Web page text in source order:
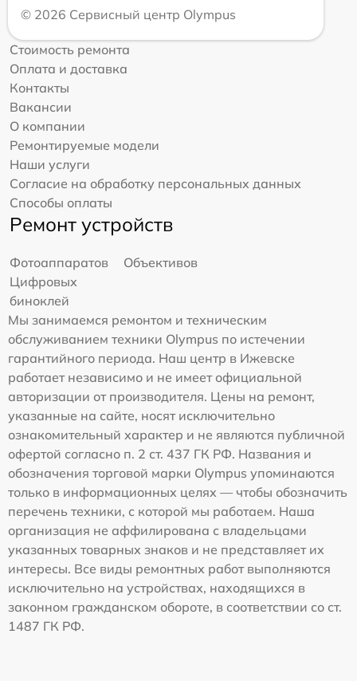
© 2026 Сервисный центр Olympus
Стоимость ремонта
Оплата и доставка
Контакты
Вакансии
О компании
Ремонтируемые модели
Наши услуги
Согласие на обработку персональных данных
Способы оплаты
Ремонт устройств
Фотоаппаратов
Объективов
Цифровых
биноклей
Мы занимаемся ремонтом и техническим
обслуживанием техники Olympus по истечении
гарантийного периода. Наш центр в Ижевске
работает независимо и не имеет официальной
авторизации от производителя. Цены на ремонт,
указанные на сайте, носят исключительно
ознакомительный характер и не являются публичной
офертой согласно п. 2 ст. 437 ГК РФ. Названия и
обозначения торговой марки Olympus упоминаются
только в информационных целях — чтобы обозначить
перечень техники, с которой мы работаем. Наша
организация не аффилирована с владельцами
указанных товарных знаков и не представляет их
интересы. Все виды ремонтных работ выполняются
исключительно на устройствах, находящихся в
законном гражданском обороте, в соответствии со ст.
1487 ГК РФ.